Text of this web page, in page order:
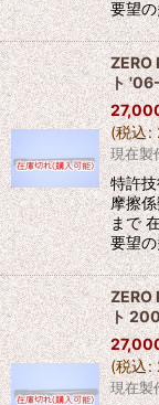
要望
ZERO
ト
(税込:
現在製
特許
摩擦
まで
要望
ZERO
ト
(税込:
現在製